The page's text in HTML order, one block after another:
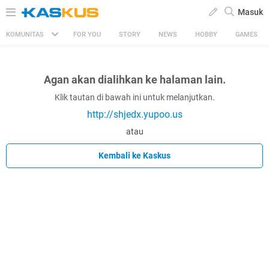
Masuk
KOMUNITAS FOR YOU STORY NEWS HOBBY GAMES
Agan akan dialihkan ke halaman lain.
Klik tautan di bawah ini untuk melanjutkan.
http://shjedx.yupoo.us
atau
Kembali ke Kaskus